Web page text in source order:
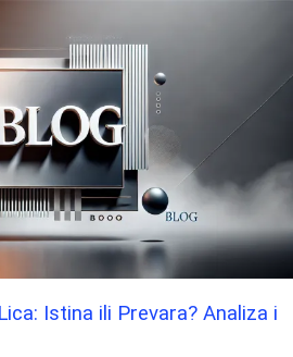
Istina ili Prevara? Analiza i